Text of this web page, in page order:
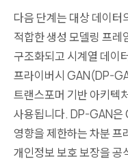
다음 단계는 대상 데이터
적합한 생성 모델링 프
구조화되고 시계열 데이
프라이버시 GAN(DP-
트랜스포머 기반 아키텍
사용됩니다. DP-GAN은
영향을 제한하는 차분
개인정보 보호 보장을 공